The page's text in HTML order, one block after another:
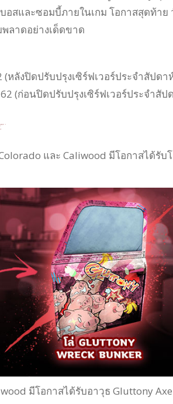
อสและซอมบี้ภายในเกม โอกาสสุดท้าย
ลาดอย่างเด็ดขาด
หลังปิดปรับปรุงเซิร์ฟเวอร์ประจำสัปดา
(ก่อนปิดปรับปรุงเซิร์ฟเวอร์ประจำสัป
และ Caliwood มีโอกาสได้รับ
มีโอกาสได้รับอาวุธ Gluttony